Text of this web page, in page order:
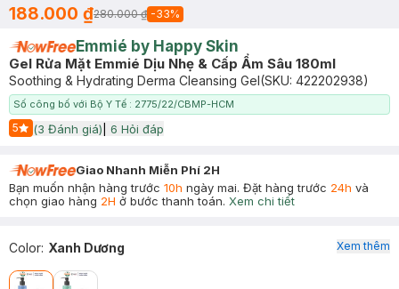
188.000 ₫280.000 ₫ -33%
Emmié by Happy Skin
Gel Rửa Mặt Emmié Dịu Nhẹ & Cấp Ẩm Sâu 180ml
Soothing & Hydrating Derma Cleansing Gel(SKU: 422202938)
Số công bố với Bộ Y Tế : 2775/22/CBMP-HCM
5
Start Icon
(3 Đánh giá) 6 Hỏi đáp
Giao Nhanh Miễn Phí 2H
Bạn muốn nhận hàng trước 10h ngày mai. Đặt hàng trước 24h và
chọn giao hàng 2H ở bước thanh toán. Xem chi tiết
Color: Xanh Dương Xem thêm